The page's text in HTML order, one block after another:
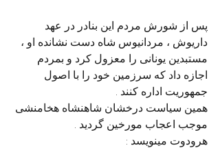
پس از شورش مردم این بنادر در عهد
داریوش ، مردانیوس شاه دست نشانده او ،
مستبدین یونانی را معزول کرد و بمردم
اجازه داد که سرزمین خود را با اصول
جمهوریت اداره کنند .
همین سیاست درخشان شاهنشاه هخامنشی
موجب اعجاب مورخین گردید .
هرودوت مینویسد :